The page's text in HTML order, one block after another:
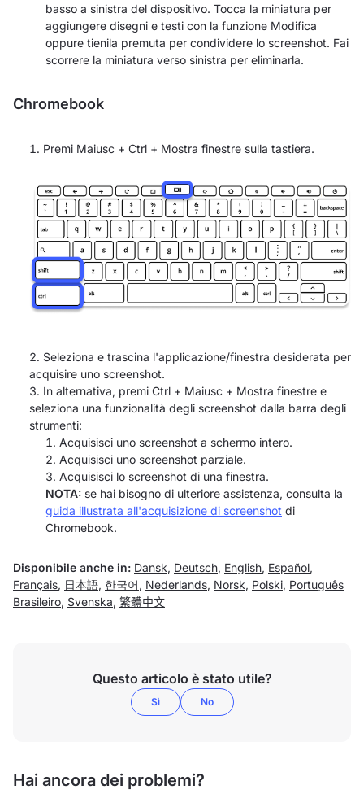
basso a sinistra del dispositivo. Tocca la miniatura per
aggiungere disegni e testi con la funzione Modifica
oppure tienila premuta per condividere lo screenshot. Fai
scorrere la miniatura verso sinistra per eliminarla.
Chromebook
Premi Maiusc + Ctrl + Mostra finestre sulla tastiera.
Seleziona e trascina l'applicazione/finestra desiderata per
acquisire uno screenshot.
In alternativa, premi Ctrl + Maiusc + Mostra finestre e
seleziona una funzionalità degli screenshot dalla barra degli
strumenti:
Acquisisci uno screenshot a schermo intero.
Acquisisci uno screenshot parziale.
Acquisisci lo screenshot di una finestra.
NOTA: se hai bisogno di ulteriore assistenza, consulta la
guida illustrata all'acquisizione di screenshot di
Chromebook.
Disponibile anche in: Dansk, Deutsch, English, Español,
Français, 日本語, 한국어 , Nederlands, Norsk, Polski, Português
Brasileiro, Svenska, 繁體中文
Questo articolo è stato utile?
Sì No
Hai ancora dei problemi?